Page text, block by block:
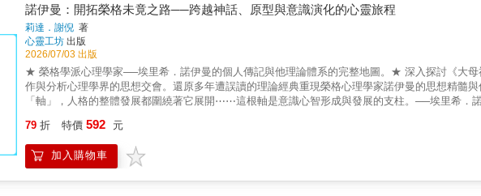
霖生動的意識流筆法，讓這本翻新傳記文學篇章的奇書，達到蘇軾所說的「其神與萬物交，其智
──須文蔚 & 一位對世界感到無比好奇的學者，讓我不禁懷疑他是不是蘇格拉底轉世。對人生和科
「深蹲八年默默練功」，最終揮出震驚全球材料界石破天驚的一拳 。非典型科學家的接地氣發明
創業」！超商免通電除霧玻璃、耐重60噸的反光貓眼、生醫熵合金、IC測試探針等 ，這些改變我
的溫暖初心 。首創「為人處世三大定律」： 科學家教你開創高斜率人生！將耳熟能詳的牛頓力學
「心平氣和」提升靈性、「心存善念」產生驅動力、「與人為善」招來生命中的貴人 。生命大哉
院士透過「137.9億年的宇宙等待」等三個關鍵數字，用邏輯與科學有力地論證「每個生命都無價
諾伊曼：開拓榮格未竟之路──跨越神話、原型與意識演化的心靈旅程
莉達．謝倪 著
心靈工坊 出版
2026/07/03 出版
★ 榮格學派心理學家──埃里希．諾伊曼的個人傳記與他理論體系的完整地圖。★ 深入探討《大
作與分析心理學界的思想交會。還原多年遭誤讀的理論經典重現榮格心理學家諾伊曼的思想精髓
「軸」，人格的整體發展都圍繞著它展開⋯⋯這根軸是意識心智形成與發展的支柱。──埃里希．
創見，成了待後世探索的心靈寶藏。諾伊曼為旅居德國的猶太人，懷抱強烈民族情感，他的自性
期作品──雅各與以掃，便結合了心理學與猶太教的釋經傳統，將聖經故事視為人類個體化歷程的
最深遠的貢獻則是《意識的起源與歷史》一書，榮格在這本書的序文中親筆認證諾伊曼補充了個
79 折 特價 592 元
加入購物車